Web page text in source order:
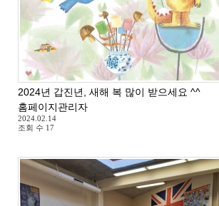
2024년 갑진년, 새해 복 많이 받으세요 ^^
홈페이지관리자
2024.02.14
조회 수 17